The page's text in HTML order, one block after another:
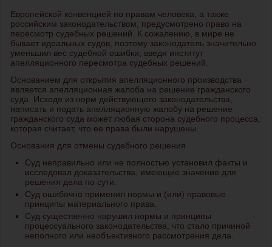
Европейской конвенцией по правам человека, а также
российским законодательством, предусмотрено право на
пересмотр судебных решений. К сожалению, в мире не
бывает идеальных судов, поэтому законодатель значительно
уменьшил вес судебной ошибки, введя институт
апелляционного пересмотра судебных решений.
Основанием для открытия апелляционного производства
является апелляционная жалоба на решение гражданского
суда. Исходя из норм действующего законодательства,
написать и подать апелляционную жалобу на решение
гражданского суда может любая сторона судебного процесса,
которая считает, что ее права были нарушены.
Основания для отмены судебного решения
Суд неправильно или не полностью установил факты и
исследовал доказательства, имеющие значение для
решения дела по сути.
Суд ошибочно применил нормы и (или) правовые
принципы материального права.
Суд существенно нарушил нормы и принципы
процессуального законодательства, что стало причиной
неполного или необъективного рассмотрения дела.